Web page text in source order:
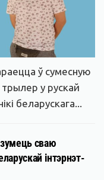
ў сумесную
у рускай
беларускага...
сваю
інтэрнэт-